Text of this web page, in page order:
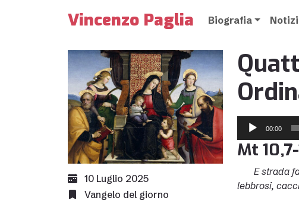
Vincenzo Paglia Biografia
10 Luglio 2025
Vangelo del giorno
Audio
Player
00:00
Mt
E strada
lebbrosi,